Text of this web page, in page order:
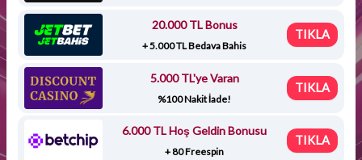
20.000 TL Bonus
+ 5.000 TL Bedava Bahis
TIKLA
5.000 TL'ye Varan
%100 Nakit İade!
TIKLA
6.000 TL Hoş Geldin Bonusu
+ 80 Freespin
TIKLA